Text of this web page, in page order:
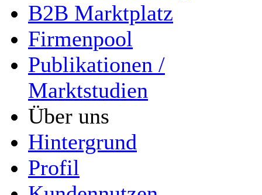
B2B Marktplatz
Firmenpool
Publikationen /
Marktstudien
Über uns
Hintergrund
Profil